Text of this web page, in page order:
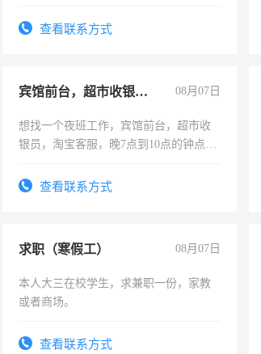
有高低压电工证和十几年工作经验
查看联系方式
宾馆前台，超市收银员，淘宝客服 08月07日
想找一个夜班工作，宾馆前台，超市收
银员，淘宝客服，晚7点到10点的钟点
号同微信查看联系方式
求职（寒假工） 08月07日
本人大三在校学生，求兼职一份，家教
或者商场。
查看联系方式